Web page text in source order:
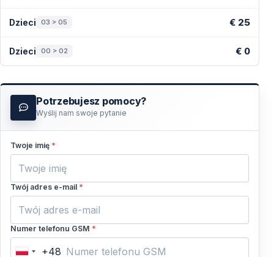
Dzieci 03 > 05 € 25
Dzieci 00 > 02 € 0
Potrzebujesz pomocy?
Wyślij nam swoje pytanie
Twoje imię *
Twój adres e-mail *
Numer telefonu GSM *
+48